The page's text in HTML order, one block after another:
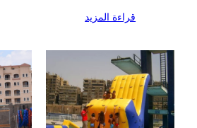
قراءة المزيد